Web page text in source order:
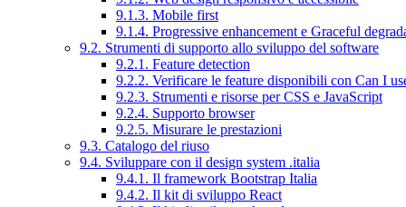
9.1.3. Mobile first
9.1.4. Progressive enhancement e Graceful
9.2. Strumenti di supporto allo sviluppo del software
9.2.1. Feature detection
9.2.2. Verificare le feature disponibili con Can I
9.2.3. Strumenti e risorse per CSS e JavaScript
9.2.4. Supporto browser
9.2.5. Misurare le prestazioni
9.3. Catalogo del riuso
9.4. Sviluppare con il design system .italia
9.4.1. Il framework Bootstrap Italia
9.4.2. Il kit di sviluppo React